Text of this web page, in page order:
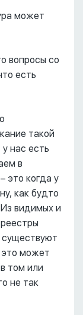
может
вопросы со
есть
такой
нас есть
в
это когда у
как будто
видимых и
это может
том или
не так